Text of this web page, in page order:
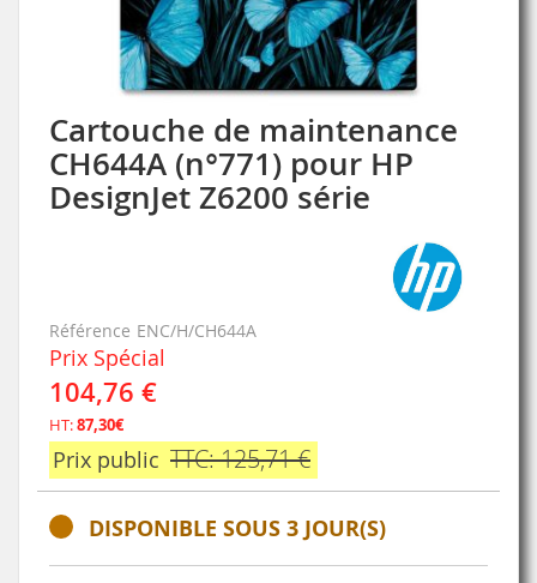
Cartouche de maintenance
CH644A (n°771) pour HP
DesignJet Z6200 série
Référence ENC/H/CH644A
Prix Spécial
104,76 €
HT:87,30€
Prix public TTC: 125,71 €
DISPONIBLE SOUS 3 JOUR(S)
Skip
to
the
beginning